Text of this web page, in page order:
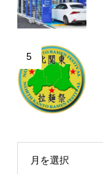
5
月を選択